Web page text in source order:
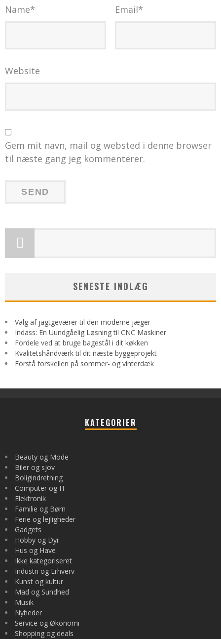
Name* Email*
Website
Gem mit navn, mail og websted i denne browser
til næste gang jeg kommenterer.
SENESTE INDLÆG
Valg af jagtgeværer til den moderne jæger
Indass: En Uundgåelig Løsning til CNC Maskiner
Fordele ved at bruge bagestål i dit køkken
Kvalitetshåndværk til dit næste byggeprojekt
Forstå forskellen på sommer- og vinterdæk
KATEGORIER
Beauty og Mode
Biler og sjov
Boligindretning
Computer og IT
Elektronik
Familie og Børn
Ferie og lejligheder
Gadgets
Hobby og Dyr
Hus og Have
Ikke kategoriseret
Industri og Erhverv
Kunst og kultur
Mad og Sundhed
Musik
Nyheder
Service og Økonomi
Shopping og deals